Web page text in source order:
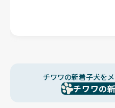
チワワの新着子犬を
チワワの